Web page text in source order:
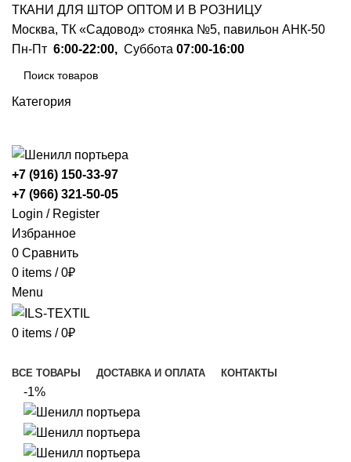
ТКАНИ ДЛЯ ШТОР ОПТОМ И В РОЗНИЦУ
Москва, ТК «Садовод» стоянка №5, павильон АНК-50
Пн-Пт 6:00-22:00, Суббота 07:00-16:00
Категория
+7 (916) 150-33-97
+7 (966) 321-50-05
Login / Register
Избранное
0 Сравнить
0 items / 0₽
Menu
0 items / 0₽
ВСЕ ТОВАРЫ ДОСТАВКА И ОПЛАТА КОНТАКТЫ
-1%